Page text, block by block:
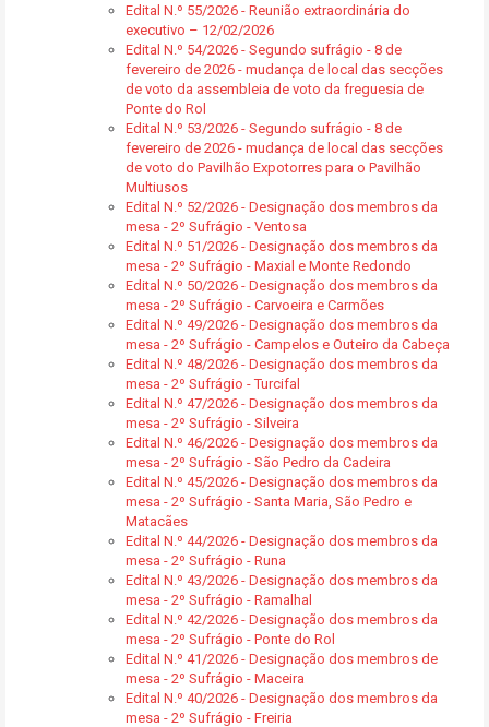
Edital N.º 55/2026 - Reunião extraordinária do
executivo – 12/02/2026
Edital N.º 54/2026 - Segundo sufrágio - 8 de
fevereiro de 2026 - mudança de local das secções
de voto da assembleia de voto da freguesia de
Ponte do Rol
Edital N.º 53/2026 - Segundo sufrágio - 8 de
fevereiro de 2026 - mudança de local das secções
de voto do Pavilhão Expotorres para o Pavilhão
Multiusos
Edital N.º 52/2026 - Designação dos membros da
mesa - 2º Sufrágio - Ventosa
Edital N.º 51/2026 - Designação dos membros da
mesa - 2º Sufrágio - Maxial e Monte Redondo
Edital N.º 50/2026 - Designação dos membros da
mesa - 2º Sufrágio - Carvoeira e Carmões
Edital N.º 49/2026 - Designação dos membros da
mesa - 2º Sufrágio - Campelos e Outeiro da Cabeça
Edital N.º 48/2026 - Designação dos membros da
mesa - 2º Sufrágio - Turcifal
Edital N.º 47/2026 - Designação dos membros da
mesa - 2º Sufrágio - Silveira
Edital N.º 46/2026 - Designação dos membros da
mesa - 2º Sufrágio - São Pedro da Cadeira
Edital N.º 45/2026 - Designação dos membros da
mesa - 2º Sufrágio - Santa Maria, São Pedro e
Matacães
Edital N.º 44/2026 - Designação dos membros da
mesa - 2º Sufrágio - Runa
Edital N.º 43/2026 - Designação dos membros da
mesa - 2º Sufrágio - Ramalhal
Edital N.º 42/2026 - Designação dos membros da
mesa - 2º Sufrágio - Ponte do Rol
Edital N.º 41/2026 - Designação dos membros de
mesa - 2º Sufrágio - Maceira
Edital N.º 40/2026 - Designação dos membros da
mesa - 2º Sufrágio - Freiria